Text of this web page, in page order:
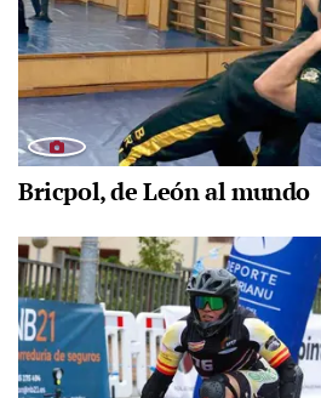
Bricpol, de León al mundo